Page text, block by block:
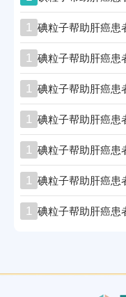
1 碘粒子帮助肝癌患
1 碘粒子帮助肝癌患
1 碘粒子帮助肝癌患
1 碘粒子帮助肝癌患
1 碘粒子帮助肝癌患
1 碘粒子帮助肝癌患
1 碘粒子帮助肝癌患